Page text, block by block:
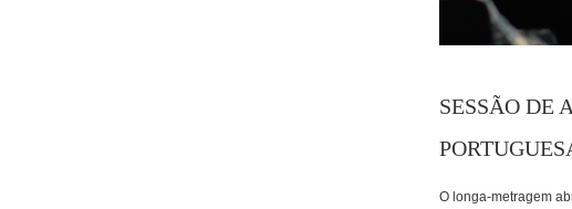
SESSÃO DE
O longa-metragem